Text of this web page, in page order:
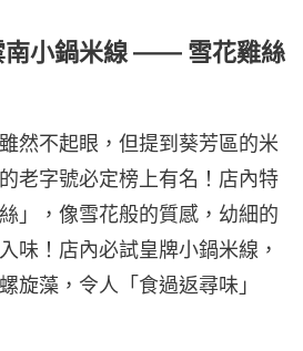
南小鍋米線 —— 雪花雞絲
然不起眼，但提到葵芳區的米
老字號必定榜上有名！店內特
」，像雪花般的質感，幼細的
味！店內必試皇牌小鍋米線，
旋藻，令人「食過返尋味」